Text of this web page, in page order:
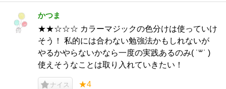
かつま
★★☆☆☆ カラーマジックの色分けは使っていけ
そう！ 私的には合わない勉強法かもしれないが
やるかやらないかなら一度の実践あるのみ( ˙꒳˙ )
使えそうなことは取り入れていきたい！
ナイス ★4